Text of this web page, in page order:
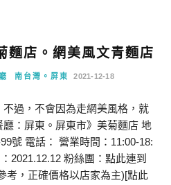
麵店。網美風文青麵店
南台灣。屏東 2021-12-18
過，不會因為走網美風格，就
：屏東。屏東市》美菊麵店 地
號 電話： 營業時間：11:00-18:
2021.12.12 粉絲團：點此連到
考，正確價格以店家為主)[點此